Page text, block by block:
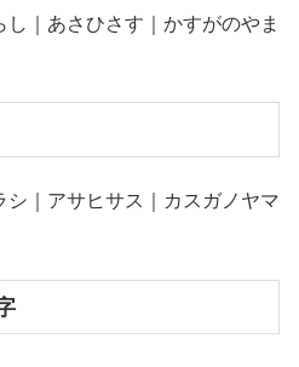
｜あさひさす｜かすがのやま
｜アサヒサス｜カスガノヤマ